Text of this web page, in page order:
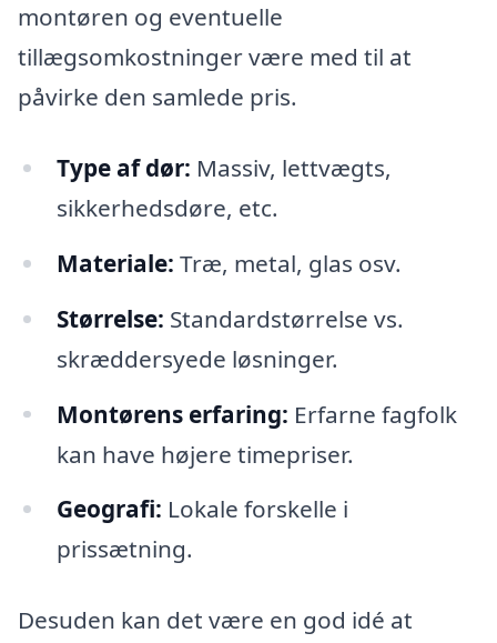
montøren og eventuelle
tillægsomkostninger være med til at
påvirke den samlede pris.
Type af dør: Massiv, lettvægts,
sikkerhedsdøre, etc.
Materiale: Træ, metal, glas osv.
Størrelse: Standardstørrelse vs.
skræddersyede løsninger.
Montørens erfaring: Erfarne fagfolk
kan have højere timepriser.
Geografi: Lokale forskelle i
prissætning.
Desuden kan det være en god idé at